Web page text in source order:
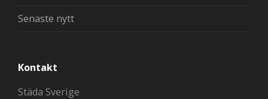
Senaste nytt
Kontakt
Städa Sverige